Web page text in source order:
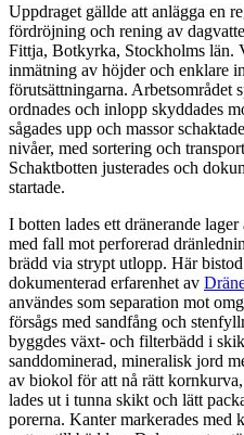
Uppdraget gällde att anlägga en
fördröjning och rening av
Fittja, Botkyrka, Stockholms län.
inmätning av höjder och enklare
förutsättningarna. Arbetsområdet
ordnades och inlopp skyddades
sågades upp och massor
nivåer, med sortering och
Schaktbotten justerades och
startade.
I botten lades ett dränerande
med fall mot perforerad
brädd via strypt utlopp. Här
dokumenterad erfarenhet av
användes som separation mot
försågs med sandfång och
byggdes växt- och filterbädd i
sanddominerad, mineralisk jord
av biokol för att nå rätt
lades ut i tunna skikt och lätt
porerna. Kanter markerades med